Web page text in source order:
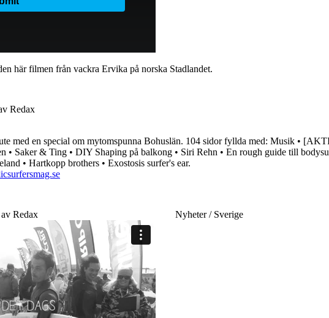
här filmen från vackra Ervika på norska Stadlandet.
Redax
med en special om mytomspunna Bohuslän. 104 sidor fyllda med: Musik •
• Saker & Ting • DIY Shaping på balkong • Siri Rehn • En rough guide till
• Hartkopp brothers • Exostosis surfer's ear.
Redax
Nyheter / Sverige